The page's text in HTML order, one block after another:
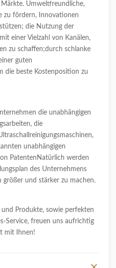
Umweltfreundliche,
zu fördern, Innovationen
die Nutzung der
einer Vielzahl von Kanälen,
zu schaffen;durch schlanke
guten
die beste Kostenposition zu
die unabhängigen
die
unabhängigen
PatentenNatürlich werden
des Unternehmens
größer und stärker zu machen.
Produkte, sowie perfekten
Service, freuen uns aufrichtig
mit Ihnen!